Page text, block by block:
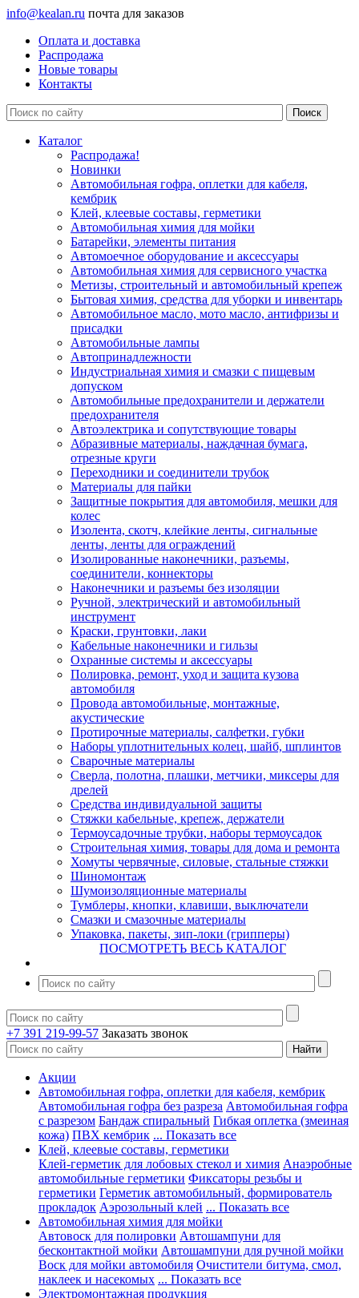
info@kealan.ru почта для заказов
Оплата и доставка
Распродажа
Новые товары
Контакты
Каталог
Распродажа!
Новинки
Автомобильная гофра, оплетки для кабеля,
кембрик
Клей, клеевые составы, герметики
Автомобильная химия для мойки
Батарейки, элементы питания
Автомоечное оборудование и аксессуары
Автомобильная химия для сервисного участка
Метизы, строительный и автомобильный крепеж
Бытовая химия, средства для уборки и инвентарь
Автомобильное масло, мото масло, антифризы и
присадки
Автомобильные лампы
Автопринадлежности
Индустриальная химия и смазки с пищевым
допуском
Автомобильные предохранители и держатели
предохранителя
Автоэлектрика и сопутствующие товары
Абразивные материалы, наждачная бумага,
отрезные круги
Переходники и соединители трубок
Материалы для пайки
Защитные покрытия для автомобиля, мешки для
колес
Изолента, скотч, клейкие ленты, сигнальные
ленты, ленты для ограждений
Изолированные наконечники, разъемы,
соединители, коннекторы
Наконечники и разъемы без изоляции
Ручной, электрический и автомобильный
инструмент
Краски, грунтовки, лаки
Кабельные наконечники и гильзы
Охранные системы и аксессуары
Полировка, ремонт, уход и защита кузова
автомобиля
Провода автомобильные, монтажные,
акустические
Протирочные материалы, салфетки, губки
Наборы уплотнительных колец, шайб, шплинтов
Сварочные материалы
Сверла, полотна, плашки, метчики, миксеры для
дрелей
Средства индивидуальной защиты
Стяжки кабельные, крепеж, держатели
Термоусадочные трубки, наборы термоусадок
Строительная химия, товары для дома и ремонта
Хомуты червячные, силовые, стальные стяжки
Шиномонтаж
Шумоизоляционные материалы
Тумблеры, кнопки, клавиши, выключатели
Смазки и смазочные материалы
Упаковка, пакеты, зип-локи (грипперы)
ПОСМОТРЕТЬ ВЕСЬ КАТАЛОГ
+7 391 219-99-57 Заказать звонок
Акции
Автомобильная гофра, оплетки для кабеля, кембрик
Автомобильная гофра без разреза Автомобильная гофра
с разрезом Бандаж спиральный Гибкая оплетка (змеиная
кожа) ПВХ кембрик ... Показать все
Клей, клеевые составы, герметики
Клей-герметик для лобовых стекол и химия Анаэробные
автомобильные герметики Фиксаторы резьбы и
герметики Герметик автомобильный, формирователь
прокладок Аэрозольный клей ... Показать все
Автомобильная химия для мойки
Автовоск для полировки Автошампуни для
бесконтактной мойки Автошампуни для ручной мойки
Воск для мойки автомобиля Очистители битума, смол,
наклеек и насекомых ... Показать все
Электромонтажная продукция